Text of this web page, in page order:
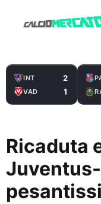
INT 2
VAD 1
Ricaduta